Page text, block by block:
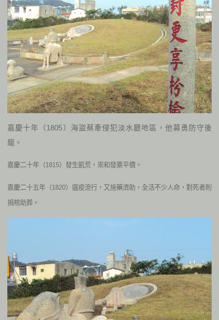
嘉慶十年（1805）海盜蔡牽侵犯淡水廳地區，他募勇防守後
龍。
嘉慶二十年（1815）發生飢荒，崇和發粟平價。
嘉慶二十五年（1820）瘟疫流行，又施藥濟助，全活不少人命，對死者則
捐棺助葬。